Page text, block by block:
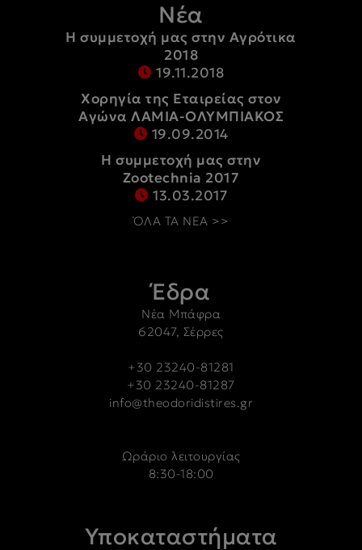
Νέα
Η συμμετοχή μας στην Αγρότικα
2018
19.11.2018
Χορηγία της Εταιρείας στον
Αγώνα ΛΑΜΙΑ-ΟΛΥΜΠΙΑΚΟΣ
19.09.2014
Η συμμετοχή μας στην
Zootechnia 2017
13.03.2017
ΌΛΑ ΤΑ ΝΕΑ >>
Έδρα
Νέα Μπάφρα
62047, Σέρρες
+30 23240-81281
+30 23240-81287
info@theodoridistires.gr
Ωράριο λειτουργίας
8:30-18:00
Υποκαταστήματα